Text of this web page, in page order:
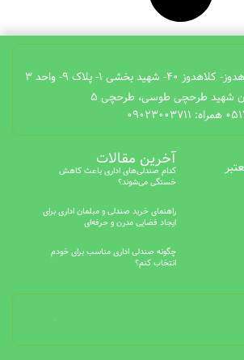
بخشی 1- پلاک 9- واحد 3
شهید طرحچی طوسی، طرحچی 5
آخرین مقالات
کدام صندلی‌های اداری باعث کاهش
خستگی می‌شوند؟
راهنمای خرید صندلی و مبلمان اداری برای
ایجاد فضایی مدرن و حرفه‌ای
چگونه صندلی اداری مناسب برای خودم
انتخاب کنم؟